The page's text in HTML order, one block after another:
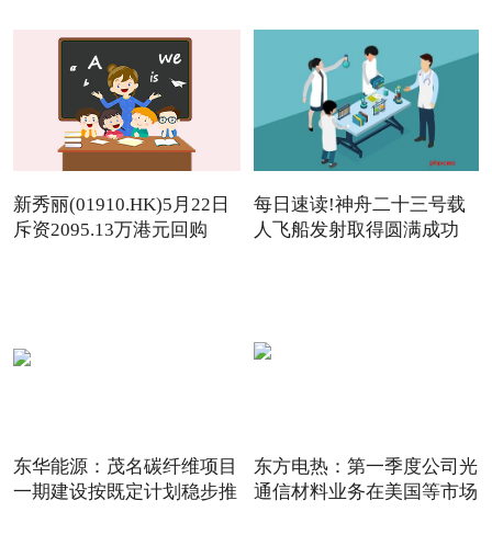
新秀丽(01910.HK)5月22日
斥资2095.13万港元回购
每日速读!神舟二十三号载
人飞船发射取得圆满成功
东华能源：茂名碳纤维项目
一期建设按既定计划稳步推
东方电热：第一季度公司光
通信材料业务在美国等市场